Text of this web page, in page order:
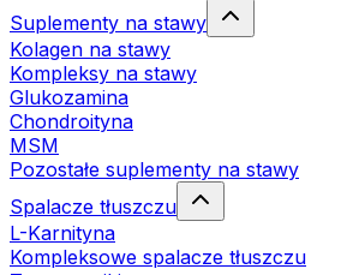
Suplementy na stawy
Kolagen na stawy
Kompleksy na stawy
Glukozamina
Chondroityna
MSM
Pozostałe suplementy na stawy
Spalacze tłuszczu
L-Karnityna
Kompleksowe spalacze tłuszczu